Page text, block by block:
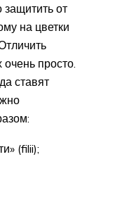
от
на цветки
просто.
ставят
(filii);